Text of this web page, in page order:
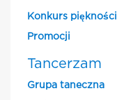
Konkurs piękności
Promocji
Tancerzam
Grupa taneczna